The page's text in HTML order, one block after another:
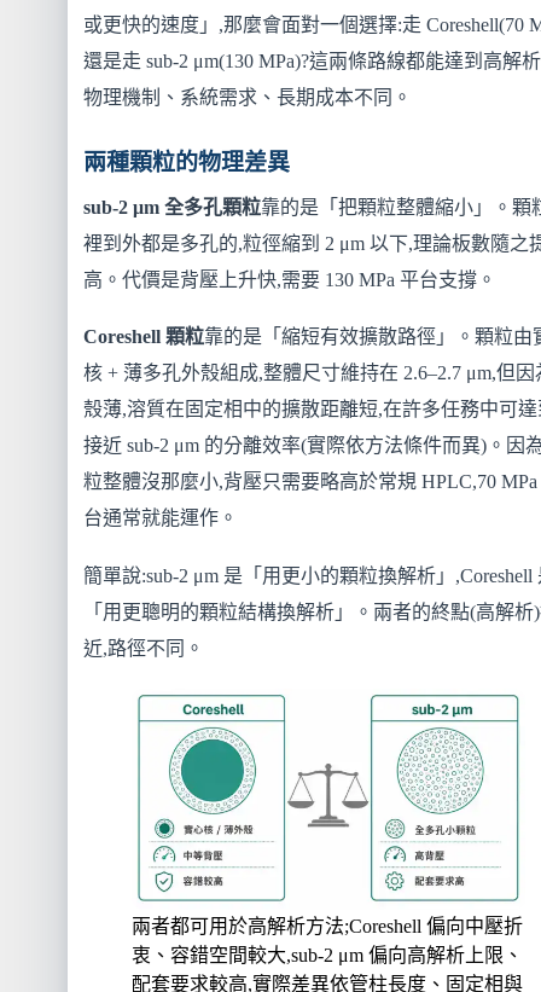
或更快的速度」,那麼會面對一個選擇:走 Coreshell(70
還是走 sub-2 μm(130 MPa)?這兩條路線都能達到高解
物理機制、系統需求、長期成本不同。
兩種顆粒的物理差異
sub-2 μm 全多孔顆粒靠的是「把顆粒整體縮小」。顆
裡到外都是多孔的,粒徑縮到 2 μm 以下,理論板數隨之
高。代價是背壓上升快,需要 130 MPa 平台支撐。
Coreshell 顆粒靠的是「縮短有效擴散路徑」。顆粒由
核 + 薄多孔外殼組成,整體尺寸維持在 2.6–2.7 μm,但因
殼薄,溶質在固定相中的擴散距離短,在許多任務中可達
接近 sub-2 μm 的分離效率(實際依方法條件而異)。因
粒整體沒那麼小,背壓只需要略高於常規 HPLC,70 MPa
台通常就能運作。
簡單說:sub-2 μm 是「用更小的顆粒換解析」,Coreshell
「用更聰明的顆粒結構換解析」。兩者的終點(高解析
近,路徑不同。
兩者都可用於高解析方法;Coreshell 偏向中壓折
衷、容錯空間較大,sub-2 μm 偏向高解析上限、
配套要求較高,實際差異依管柱長度、固定相與